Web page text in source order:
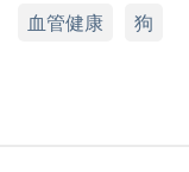
對處於不同成長
送貨條款：
血管健康
狗